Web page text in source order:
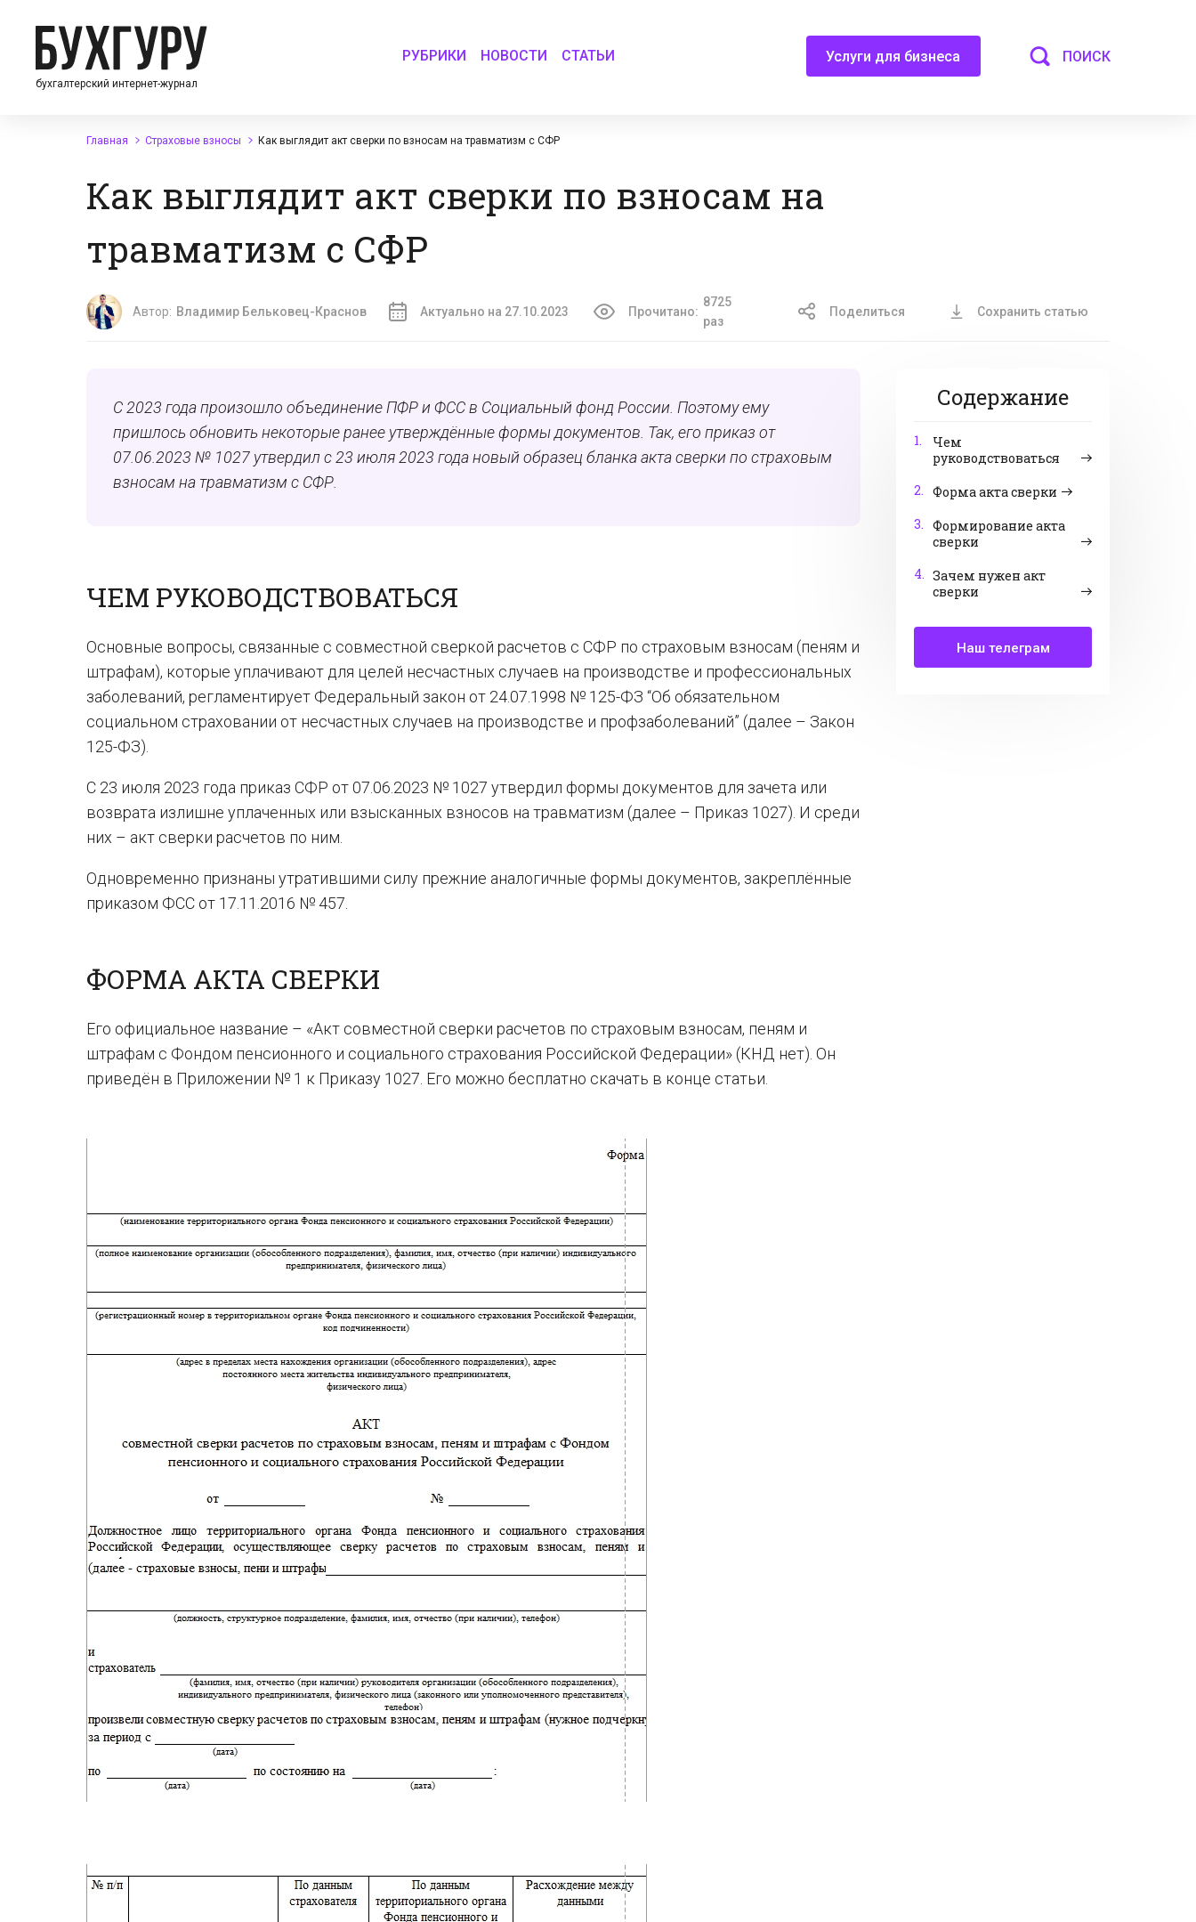
бухгалтерский интернет-журнал
РУБРИКИ НОВОСТИ СТАТЬИ Услуги для бизнеса ПОИСК
Главная Страховые взносы Как выглядит акт сверки по взносам на травматизм с СФР
Как выглядит акт сверки по взносам на
травматизм с СФР
Автор: Владимир Бельковец-Краснов Актуально на 27.10.2023 Прочитано:
8725
раз
Поделиться Сохранить статью
Содержание
1.
Чем
руководствоваться
2. Форма акта сверки
3. Формирование акта
сверки
4. Зачем нужен акт
сверки
Наш телеграм
С 2023 года произошло объединение ПФР и ФСС в Социальный фонд России. Поэтому ему
пришлось обновить некоторые ранее утверждённые формы документов. Так, его приказ от
07.06.2023 № 1027 утвердил с 23 июля 2023 года новый образец бланка акта сверки по страховым
взносам на травматизм с СФР.
ЧЕМ РУКОВОДСТВОВАТЬСЯ
Основные вопросы, связанные с совместной сверкой расчетов с СФР по страховым взносам (пеням и
штрафам), которые уплачивают для целей несчастных случаев на производстве и профессиональных
заболеваний, регламентирует Федеральный закон от 24.07.1998 № 125-ФЗ “Об обязательном
социальном страховании от несчастных случаев на производстве и профзаболеваний” (далее – Закон
125-ФЗ).
С 23 июля 2023 года приказ СФР от 07.06.2023 № 1027 утвердил формы документов для зачета или
возврата излишне уплаченных или взысканных взносов на травматизм (далее – Приказ 1027). И среди
них – акт сверки расчетов по ним.
Одновременно признаны утратившими силу прежние аналогичные формы документов, закреплённые
приказом ФСС от 17.11.2016 № 457.
ФОРМА АКТА СВЕРКИ
Его официальное название – «Акт совместной сверки расчетов по страховым взносам, пеням и
штрафам с Фондом пенсионного и социального страхования Российской Федерации» (КНД нет). Он
приведён в Приложении № 1 к Приказу 1027. Его можно бесплатно скачать в конце статьи.